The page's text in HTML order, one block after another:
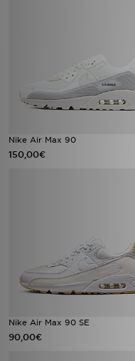
Nike Air Max 90
150,00€
Nike Air Max 90 SE
90,00€